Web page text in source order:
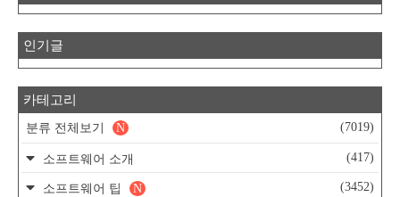
인기글
카테고리
분류 전체보기 (7019)
N
소프트웨어 소개 (417)
소프트웨어 팁 (3452)
N